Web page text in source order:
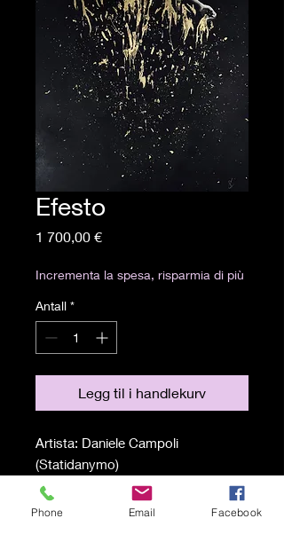
Efesto
1 700,00 €Pris
Incrementa la spesa, risparmia di più
Antall *
Legg til i handlekurv
Artista: Daniele Campoli
(Statidanymo)
Tecnica: Carboncino, grafite e foglia
d'oro su carta
Phone Email Facebook